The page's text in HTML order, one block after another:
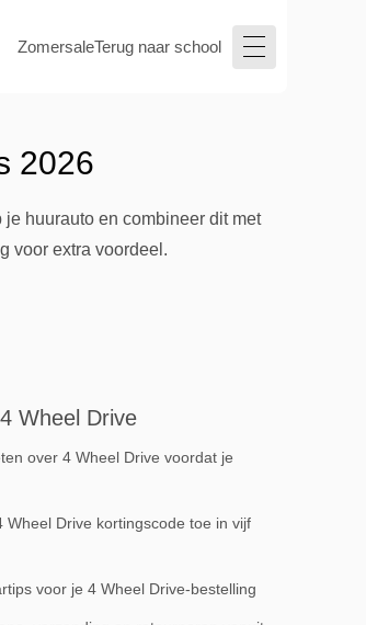
ZomersaleTerug naar school
2026
huurauto en combineer dit met
voor extra voordeel.
Wheel Drive
over 4 Wheel Drive voordat je
Wheel Drive kortingscode toe in vijf
voor je 4 Wheel Drive-bestelling